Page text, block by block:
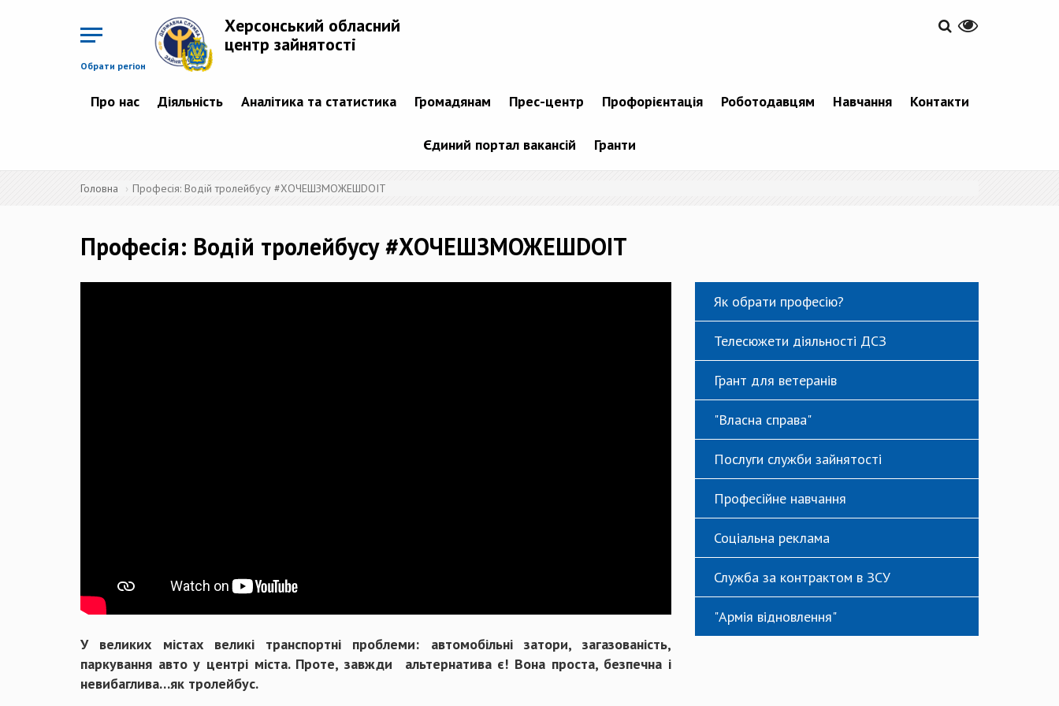
Обрати регіон
Херсонський обласний
центр зайнятості
Про нас Діяльність Аналітика та статистика Громадянам Прес-центр Профорієнтація Роботодавцям Навчання Контакти
Єдиний портал вакансій Гранти
Головна Професія: Водій тролейбусу #ХОЧЕШЗМОЖЕШDOIT
Професія: Водій тролейбусу #ХОЧЕШЗМОЖЕШDOIT
У великих містах великі транспортні проблеми: автомобільні затори, загазованість,
паркування авто у центрі міста. Проте, завжди альтернатива є! Вона проста, безпечна і
невибаглива…як тролейбус.
Як обрати професію?
Телесюжети діяльності ДСЗ
Грант для ветеранів
"Власна справа"
Послуги служби зайнятості
Професійне навчання
Соціальна реклама
Служба за контрактом в ЗСУ
"Армія відновлення"